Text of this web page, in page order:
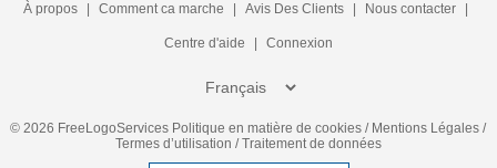
À propos Comment ca marche Avis Des Clients Nous contacter
Centre d'aide Connexion
© 2026 FreeLogoServices Politique en matière de cookies / Mentions Légales /
Termes d’utilisation /Traitement de données